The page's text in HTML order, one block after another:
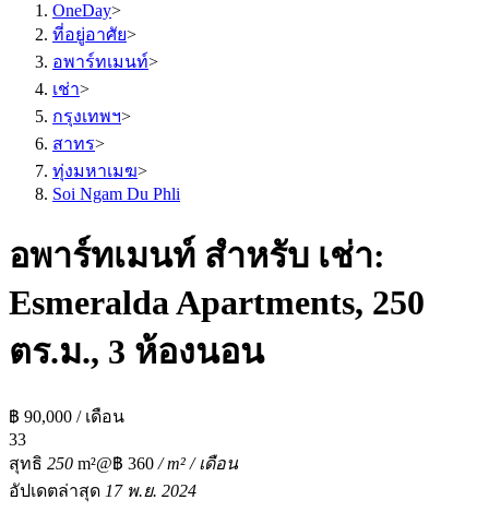
OneDay>
ที่อยู่อาศัย>
อพาร์ทเมนท์>
เช่า>
กรุงเทพฯ>
สาทร>
ทุ่งมหาเมฆ>
Soi Ngam Du Phli
อพาร์ทเมนท์ สำหรับ เช่า:
Esmeralda Apartments, 250
ตร.ม., 3 ห้องนอน
฿ 90,000 / เดือน
33
สุทธิ 250 m²@฿ 360 / m² / เดือน
อัปเดตล่าสุด 17 พ.ย. 2024